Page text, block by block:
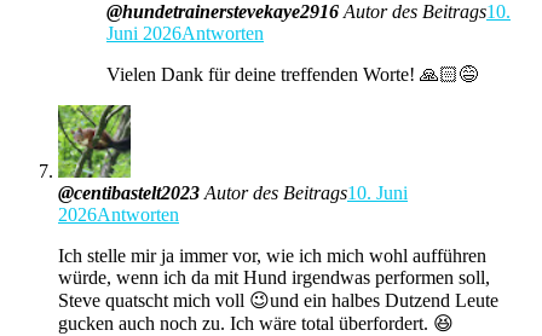
@hundetrainerstevekaye2916 Autor des Beitrags10.
Juni 2026Antworten
Vielen Dank für deine treffenden Worte! 🙏🏻😅
@centibastelt2023 Autor des Beitrags10. Juni
2026Antworten
Ich stelle mir ja immer vor, wie ich mich wohl aufführen
würde, wenn ich da mit Hund irgendwas performen soll,
Steve quatscht mich voll 😉und ein halbes Dutzend Leute
gucken auch noch zu. Ich wäre total überfordert. 😆